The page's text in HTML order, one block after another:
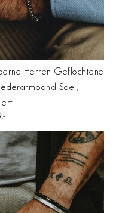
Herren Geflochtene
Sael,